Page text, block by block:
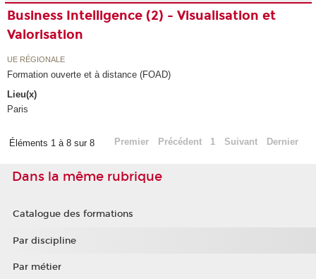
Business Intelligence (2) - Visualisation et
Valorisation
UE RÉGIONALE
Formation ouverte et à distance (FOAD)
Lieu(x)
Paris
Éléments 1 à 8 sur 8 Premier Précédent 1 Suivant Dernier
Dans la même rubrique
Catalogue des formations
Par discipline
Par métier